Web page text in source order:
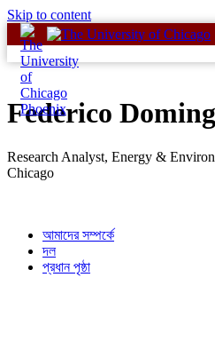
Skip to content
Federico
Research Analyst, Energy &
Chicago
আমাদের সম্পর্কে
দল
প্রধান পৃষ্ঠা